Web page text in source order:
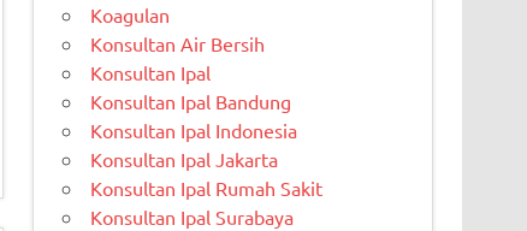
Koagulan
Konsultan Air Bersih
Konsultan Ipal
Konsultan Ipal Bandung
Konsultan Ipal Indonesia
Konsultan Ipal Jakarta
Konsultan Ipal Rumah Sakit
Konsultan Ipal Surabaya